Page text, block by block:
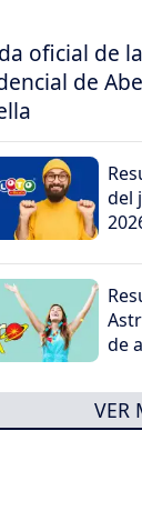
oficial de
de
del
de
VER